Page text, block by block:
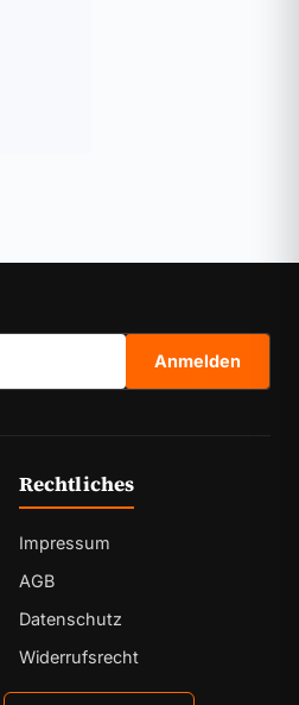
Anmelden
Rechtliches
Impressum
AGB
Datenschutz
Widerrufsrecht